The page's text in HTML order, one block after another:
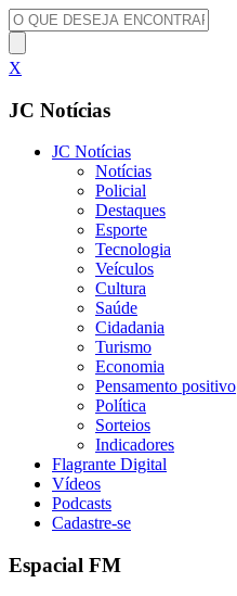
X
JC Notícias
JC Notícias
Notícias
Policial
Destaques
Esporte
Tecnologia
Veículos
Cultura
Saúde
Cidadania
Turismo
Economia
Pensamento positivo
Política
Sorteios
Indicadores
Flagrante Digital
Vídeos
Podcasts
Cadastre-se
Espacial FM